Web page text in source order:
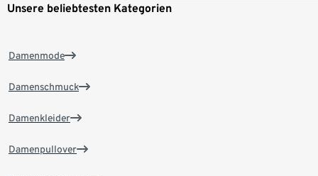
Unsere beliebtesten Kategorien
Damenmode
Damenschmuck
Damenkleider
Damenpullover